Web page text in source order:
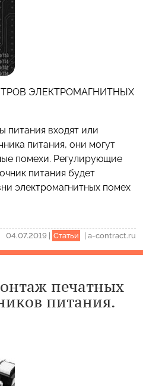
ЭЛЕКТРОМАГНИТНЫХ
питания входят или
питания, они могут
помехи. Регулирующие
питания будет
электромагнитных помех
04.07.2019 Статьи a-contract.ru
печатных
питания.